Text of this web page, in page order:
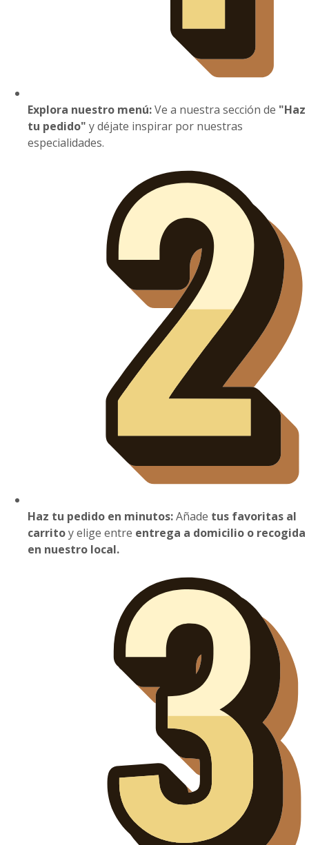
Explora nuestro menú:Ve a nuestra sección de "Haz
tu pedido" y déjate inspirar por nuestras
especialidades.
Haz tu pedido en minutos:Añade tus favoritas al
carritoy elige entre entrega a domicilio o recogida
en nuestro local.